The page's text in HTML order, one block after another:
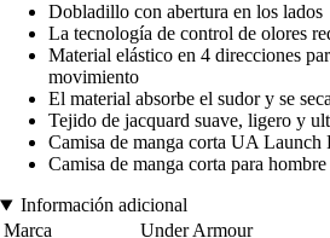
Dobladillo con abertura en los lados
La tecnología de control de olores
Material elástico en 4 direcciones
movimiento
El material absorbe el sudor y se
Tejido de jacquard suave, ligero y
Camisa de manga corta UA Launch
Camisa de manga corta para hombre
Información adicional
Marca
Under Armour